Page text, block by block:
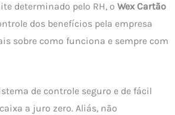
determinado pelo RH, o Wex Cartão
dos benefícios pela empresa
sobre como funciona e sempre com
de controle seguro e de fácil
a juro zero. Aliás, não